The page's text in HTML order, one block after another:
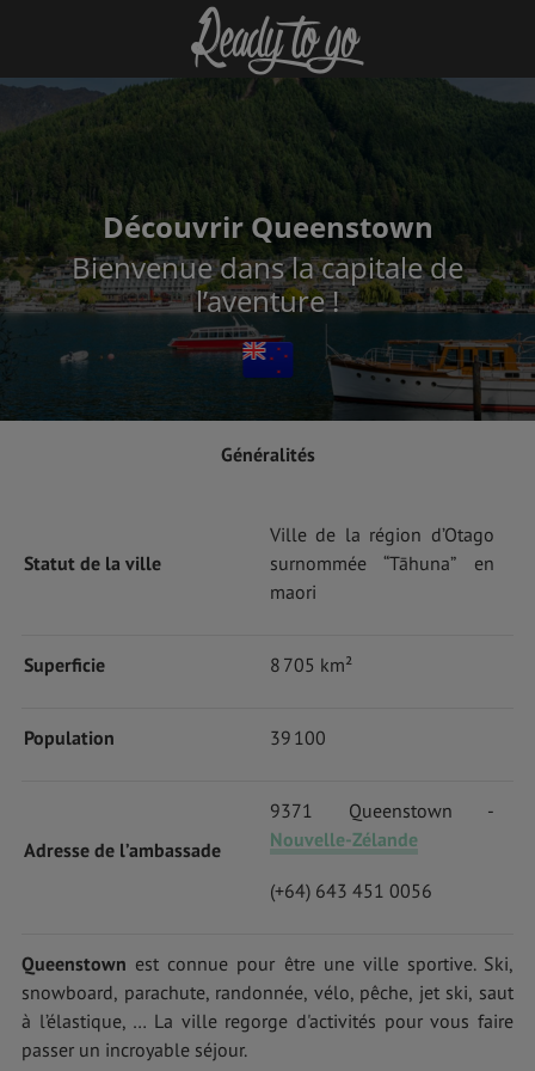
Découvrir Queenstown
Bienvenue dans la capitale de
l’aventure !
Généralités
Statut de la ville
Ville de la région d’Otago
surnommée “Tāhuna” en
maori
Superficie 8 705 km²
Population 39 100
Adresse de l’ambassade
9371 Queenstown -
Nouvelle-Zélande
(+64) 643 451 0056
Queenstown est connue pour être une ville sportive. Ski,
snowboard, parachute, randonnée, vélo, pêche, jet ski, saut
à l’élastique, … La ville regorge d'activités pour vous faire
passer un incroyable séjour.